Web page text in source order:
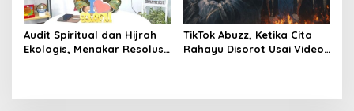
Audit Spiritual dan Hijrah
Ekologis, Menakar Resolusi
TikTok Abuzz, Ketika Cita
Rahayu Disorot Usai Video